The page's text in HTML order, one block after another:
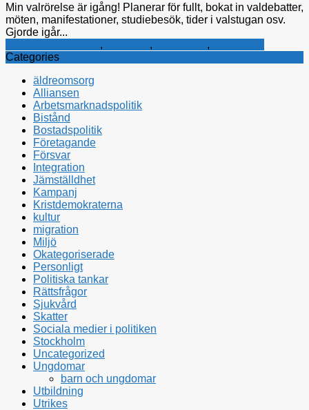
Min valrörelse är igång! Planerar för fullt, bokat in valdebatter,
möten, manifestationer, studiebesök, tider i valstugan osv.
Gjorde igår...
, , ,
Categories
äldreomsorg
Alliansen
Arbetsmarknadspolitik
Bistånd
Bostadspolitik
Företagande
Försvar
Integration
Jämställdhet
Kampanj
Kristdemokraterna
kultur
migration
Miljö
Okategoriserade
Personligt
Politiska tankar
Rättsfrågor
Sjukvård
Skatter
Sociala medier i politiken
Stockholm
Uncategorized
Ungdomar
barn och ungdomar
Utbildning
Utrikes